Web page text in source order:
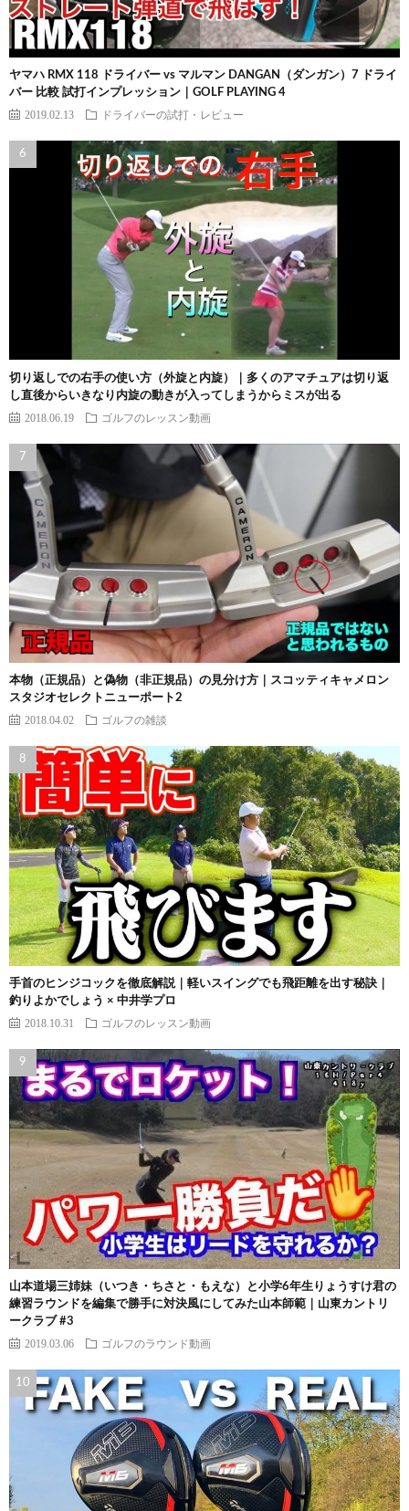
ヤマハ RMX 118 ドライバー vs マルマン DANGAN（ダンガン）7 ドライ
バー 比較 試打インプレッション｜GOLF PLAYING 4
2019.02.13 ドライバーの試打・レビュー
切り返しでの右手の使い方（外旋と内旋）｜多くのアマチュアは切り返
し直後からいきなり内旋の動きが入ってしまうからミスが出る
2018.06.19 ゴルフのレッスン動画
本物（正規品）と偽物（非正規品）の見分け方｜スコッティキャメロン
スタジオセレクトニューポート2
2018.04.02 ゴルフの雑談
手首のヒンジコックを徹底解説｜軽いスイングでも飛距離を出す秘訣｜
釣りよかでしょう × 中井学プロ
2018.10.31 ゴルフのレッスン動画
山本道場三姉妹（いつき・ちさと・もえな）と小学6年生りょうすけ君の
練習ラウンドを編集で勝手に対決風にしてみた山本師範｜山東カントリ
ークラブ #3
2019.03.06 ゴルフのラウンド動画